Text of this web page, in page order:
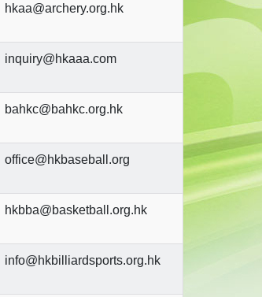
hkaa@archery.org.hk
inquiry@hkaaa.com
bahkc@bahkc.org.hk
office@hkbaseball.org
hkbba@basketball.org.hk
info@hkbilliardsports.org.hk